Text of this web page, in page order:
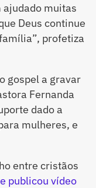
ajudado muitas
Deus continue
profetiza
gospel a gravar
Fernanda
dado a
mulheres, e
entre cristãos
publicou vídeo